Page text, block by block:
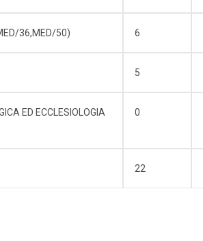
36,MED/50) 6
5
ED ECCLESIOLOGIA
0
22